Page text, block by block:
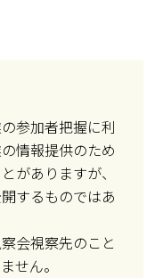
参加者把握に利
情報提供のため
がありますが、
するものではあ
会視察先のこと
せん。